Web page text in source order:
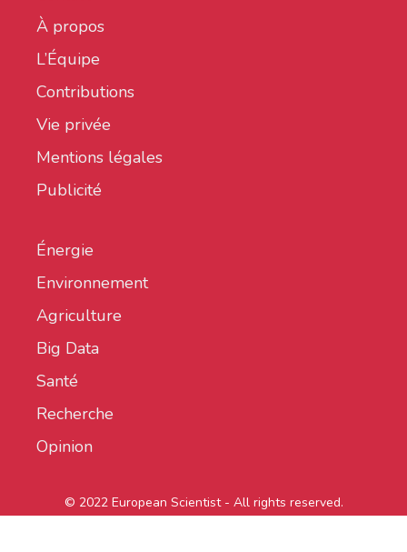
À propos
L’Équipe
Contributions
Vie privée
Mentions légales
Publicité
Énergie
Environnement
Agriculture
Big Data
Santé
Recherche
Opinion
© 2022 European Scientist - All rights reserved.